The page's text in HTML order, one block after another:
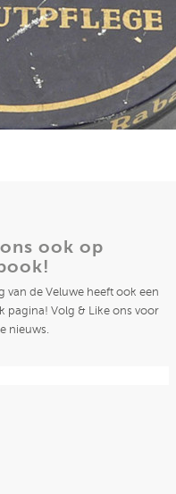
ook op
van de Veluwe heeft ook een
pagina! Volg & Like ons voor
nieuws.